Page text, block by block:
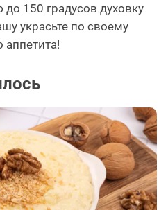
до 150 градусов духовку
украсьте по своему